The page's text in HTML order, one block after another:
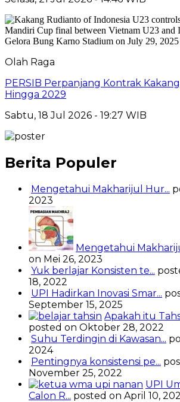
Olah Raga
PERSIB Perpanjang Kontrak
Hingga 2029
Sabtu, 18 Jul 2026 - 19:27 WIB
Berita Populer
Mengetahui Makharijul Hur...
2023
Mengetahui
on Mei 26, 2023
Yuk berlajar Konsisten te...
18, 2022
UPI Hadirkan Inovasi Smar...
September 15, 2025
Apakah itu
posted on Oktober 28, 2022
Suhu Terdingin di Kawasan...
2024
Pentingnya konsistensi pe...
November 25, 2022
UPI
Calon R... posted on April 10,